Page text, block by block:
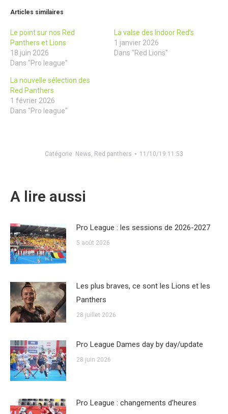
Articles similaires
Le point sur nos Red
Panthers et Lions
18 juin 2026
Dans "Pro league"
La valse des Indoor Red’s
1 janvier 2026
Dans "Red Lions"
La nouvelle sélection des
Red Panthers
1 février 2026
Dans "Pro league"
Catégorie News, Red panthers 11/10/19 11:53
A lire aussi
Pro League : les sessions de 2026-2027
5 août 2026
Les plus braves, ce sont les Lions et les
Panthers
28 juillet 2026
Pro League Dames day by day/update
28 juin 2026
Pro League : changements d’heures